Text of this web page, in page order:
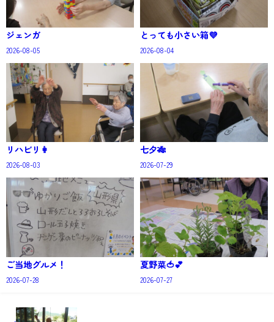
ジェンガ
2026-08-05
とっても小さい箱💜
2026-08-04
リハビリ👩
2026-08-03
七夕🎋
2026-07-29
ご当地グルメ！
2026-07-28
夏野菜🍅💕
2026-07-27